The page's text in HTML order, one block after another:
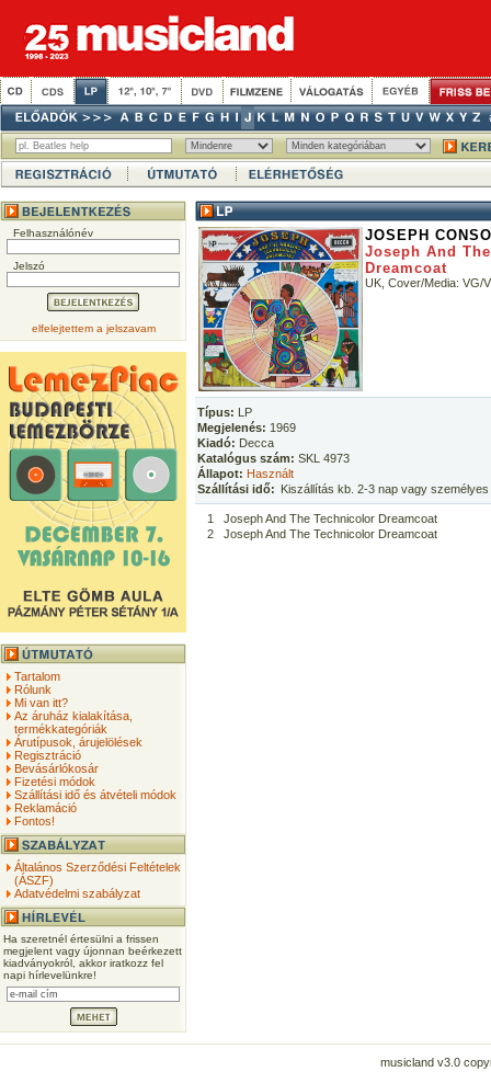
Felhasználónév
Jelszó
elfelejtettem a jelszavam
Tartalom
Rólunk
Mi van itt?
Az áruház kialakítása,
termékkategóriák
Árutípusok, árujelölések
Regisztráció
Bevásárlókosár
Fizetési módok
Szállítási idő és átvételi módok
Reklamáció
Fontos!
Általános Szerződési Feltételek
(ÁSZF)
Adatvédelmi szabályzat
Ha szeretnél értesülni a frissen
megjelent vagy újonnan beérkezett
kiadványokról, akkor iratkozz fel
napi hírlevelünkre!
JOSEPH
Joseph And
Dreamcoat
UK, Cover/Media: VG/
Típus: LP
Megjelenés: 1969
Kiadó: Decca
Katalógus szám: SKL 4973
Állapot: Használt
Szállítási idő: Kiszállítás kb. 2-3 nap vagy
1
Joseph And The Technicolor Dreamcoat
2
Joseph And The Technicolor Dreamcoat
musicland v3.0